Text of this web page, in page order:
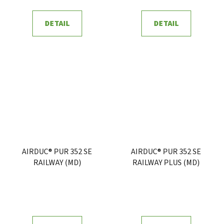
DETAIL DETAIL
AIRDUC® PUR 352 SE
RAILWAY (MD)
AIRDUC® PUR 352 SE
RAILWAY PLUS (MD)